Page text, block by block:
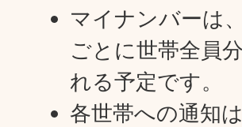
マイナンバーは
ごとに世帯全員
れる予定です。
各世帯への通知